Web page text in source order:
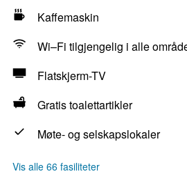
Kaffemaskin
Wi–Fi tilgjengelig i alle
Flatskjerm-TV
Gratis toalettartikler
Møte- og selskapslokaler
Vis alle 66 fasiliteter